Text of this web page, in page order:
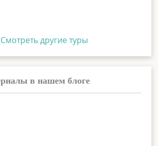
Смотреть другие туры
в нашем блоге